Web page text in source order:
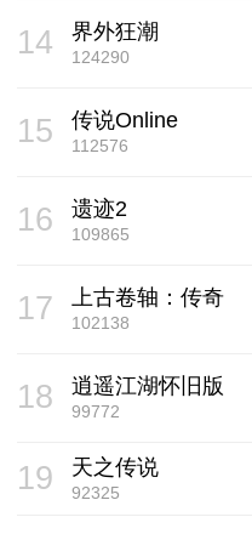
14 界外狂潮
124290
15 传说Online
112576
16 遗迹2
109865
17 上古卷轴：传奇
102138
18 逍遥江湖怀旧版
99772
19 天之传说
92325